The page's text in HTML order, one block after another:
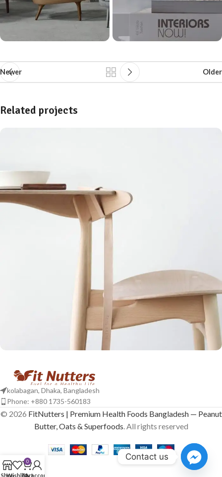
Newer Older
Related projects
Furniture
A lacus bibendum pulvinar
kolabagan, Dhaka, Bangladesh
Phone: +880 1735-560183
© 2026 FitNutters | Premium Health Foods Bangladesh — Peanut
Butter, Oats & Superfoods. All rights reserved
ShopWishlist
0
Cart
My account
Contact us